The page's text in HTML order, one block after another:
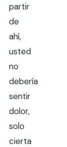
partir
de
ahí,
usted
no
debería
sentir
dolor,
solo
cierta